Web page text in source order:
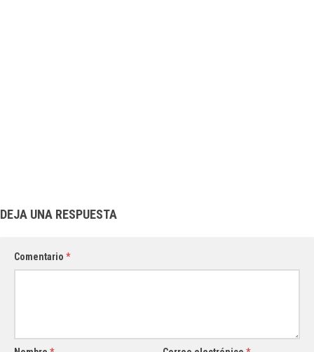
DEJA UNA RESPUESTA
Comentario *